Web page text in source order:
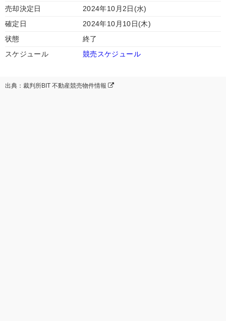
売却決定日
2024年10月2日(水)
確定日
2024年10月10日(木)
状態
終了
スケジュール
競売スケジュール
出典：裁判所BIT 不動産競売物件情報